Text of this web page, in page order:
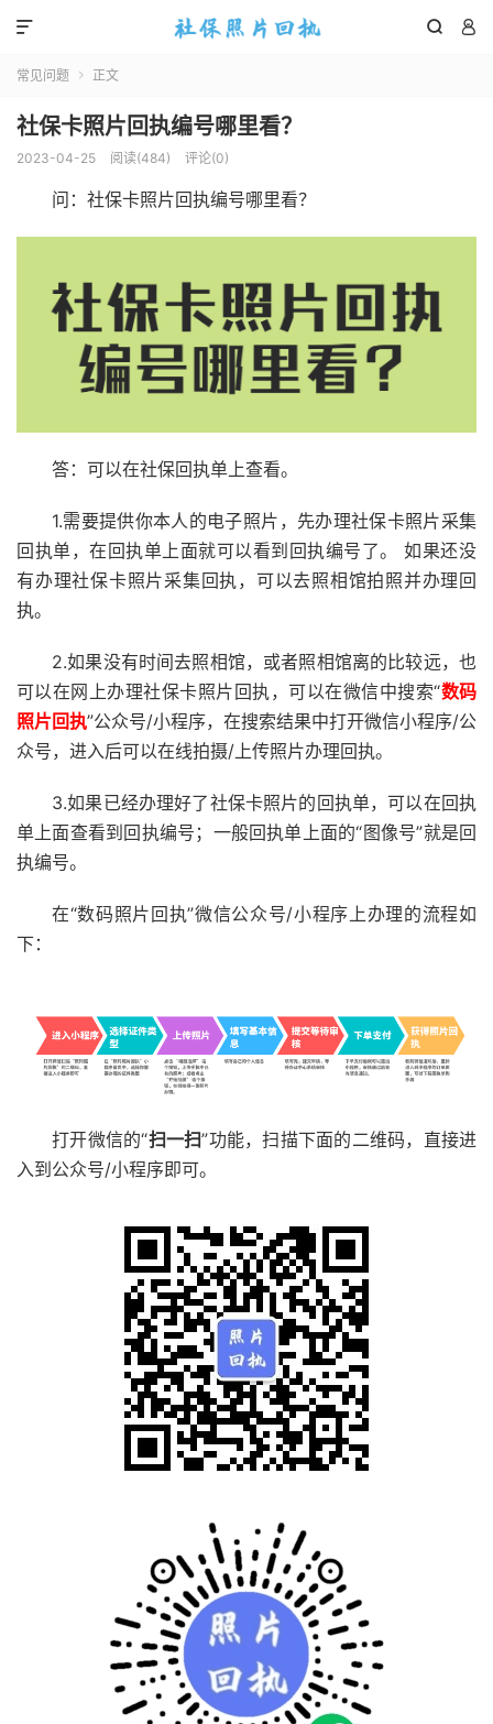
 

常见问题  正文
社保卡照片回执编号哪里看？
2023-04-25 阅读(484) 评论(0)
问：社保卡照片回执编号哪里看？
答：可以在社保回执单上查看。
1.需要提供你本人的电子照片，先办理社保卡照片采集
回执单，在回执单上面就可以看到回执编号了。 如果还没
有办理社保卡照片采集回执，可以去照相馆拍照并办理回
执。
2.如果没有时间去照相馆，或者照相馆离的比较远，也
可以在网上办理社保卡照片回执，可以在微信中搜索“数码
照片回执”公众号/小程序，在搜索结果中打开微信小程序/公
众号，进入后可以在线拍摄/上传照片办理回执。
3.如果已经办理好了社保卡照片的回执单，可以在回执
单上面查看到回执编号；一般回执单上面的“图像号”就是回
执编号。
在“数码照片回执”微信公众号/小程序上办理的流程如
下：
打开微信的“扫一扫”功能，扫描下面的二维码，直接进
入到公众号/小程序即可。